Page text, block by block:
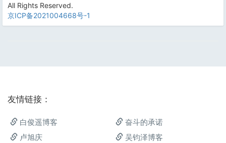
All Rights Reserved.
京ICP备2021004668号-1
友情链接：
白俊遥博客
奋斗的承诺
卢旭庆
吴钧泽博客